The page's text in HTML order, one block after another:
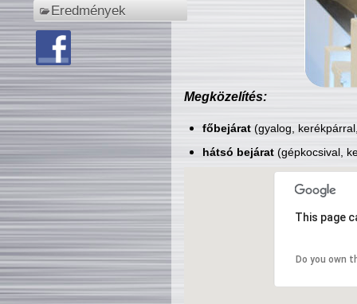
Eredmények
Megközelítés:
főbejárat(gyalog,
hátsó bejárat(gépkocsival,
This page
Do you own